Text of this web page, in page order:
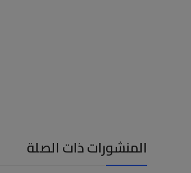
المنشورات ذات الصلة